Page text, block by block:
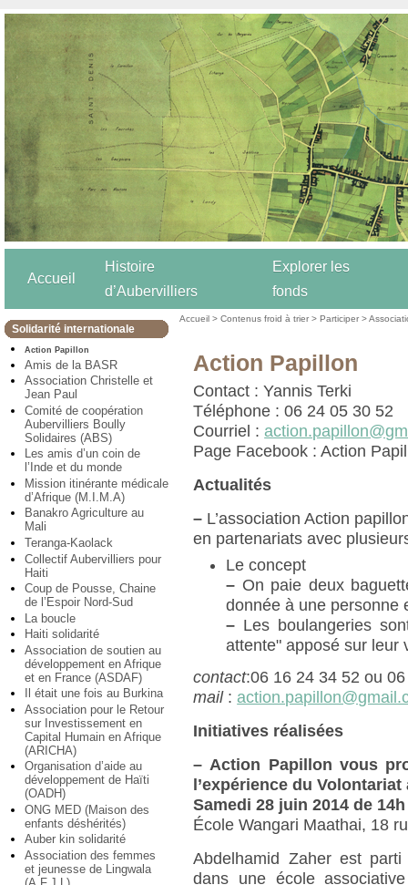
Accueil
Histoire
d’Aubervilliers
Explorer les
fonds
Solidarité internationale
Action Papillon
Amis de la BASR
Association Christelle et
Jean Paul
Comité de coopération
Aubervilliers Boully
Solidaires (ABS)
Les amis d’un coin de
l’Inde et du monde
Mission itinérante médicale
d’Afrique (M.I.M.A)
Banakro Agriculture au
Mali
Teranga-Kaolack
Collectif Aubervilliers pour
Haiti
Coup de Pousse, Chaine
de l’Espoir Nord-Sud
La boucle
Haiti solidarité
Association de soutien au
développement en Afrique
et en France (ASDAF)
Il était une fois au Burkina
Association pour le Retour
sur Investissement en
Capital Humain en Afrique
(ARICHA)
Organisation d’aide au
développement de Haïti
(OADH)
ONG MED (Maison des
enfants déshérités)
Auber kin solidarité
Association des femmes
et jeunesse de Lingwala
Accueil >Contenus froid à trier >Participer >
Action Papillon
Contact : Yannis Terki
Téléphone : 06 24 05 30 52
Courriel :
Page Facebook : Action
Actualités
– L’association Action
en partenariats avec
Le concept
– On paie deux
donnée à une personne
– Les boulangeries
attente" apposé sur leur
contact:06 16 24 34 52 ou
mail:
Initiatives réalisées
– Action Papillon vous
l’expérience du Volontariat
Samedi 28 juin 2014 de
École Wangari Maathai, 18
Abdelhamid Zaher est
dans une école